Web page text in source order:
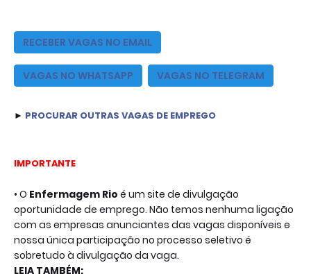
RECEBER VAGAS NO EMAIL
VAGAS NO WHATSAPP VAGAS NO TELEGRAM
► PROCURAR OUTRAS VAGAS DE EMPREGO
IMPORTANTE
• O Enfermagem Rio é um site de divulgação
oportunidade de emprego. Não temos nenhuma ligação
com as empresas anunciantes das vagas disponíveis e
nossa única participação no processo seletivo é
sobretudo à divulgação da vaga.